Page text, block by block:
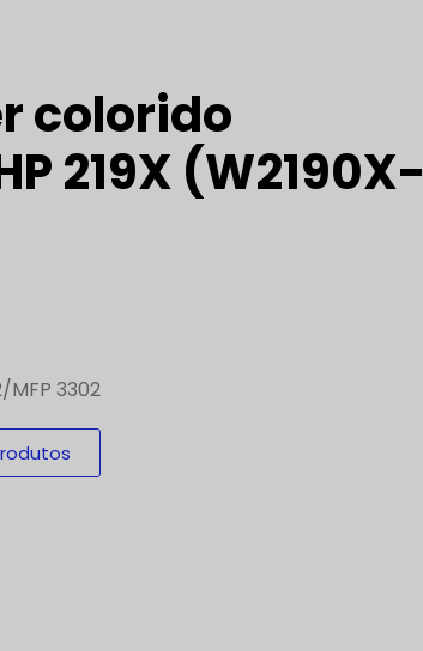
colorido
219X (W2190X-
MFP 3302